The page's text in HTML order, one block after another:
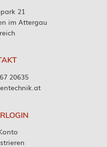
21
im Attergau
20635